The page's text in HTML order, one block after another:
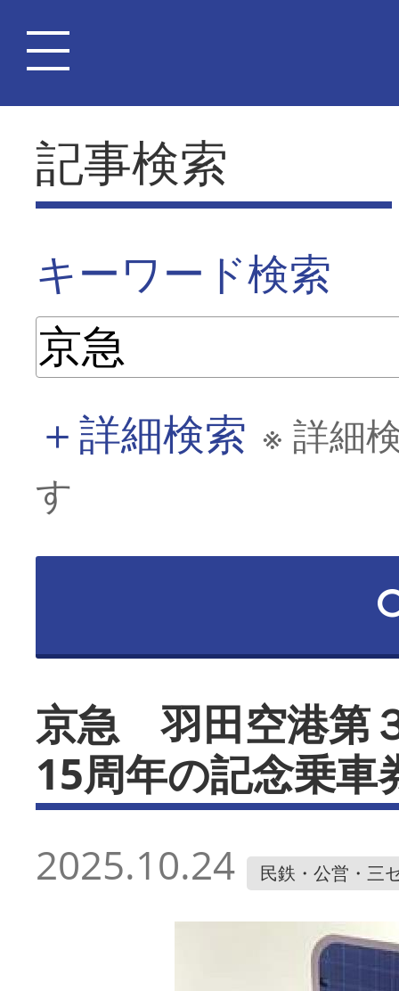
記事検索
キーワード検索
＋詳細検索 ※ 詳細
す
京急 羽田空港第
15周年の記念乗車
2025.10.24 民鉄・公営・三